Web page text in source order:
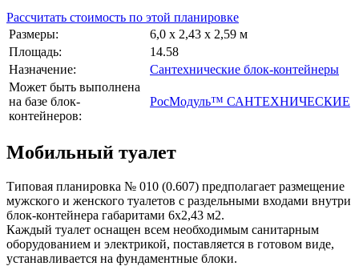
Рассчитать стоимость по этой планировке
Размеры:
6,0 x 2,43 x 2,59 м
Площадь:
14.58
Назначение:
Сантехнические блок-контейнеры
Может быть выполнена
на базе блок-
контейнеров:
РосМодуль™ САНТЕХНИЧЕСКИЕ
Мобильный туалет
Типовая планировка № 010 (0.607) предполагает размещение
мужского и женского туалетов с раздельными входами внутри
блок-контейнера габаритами 6х2,43 м2.
Каждый туалет оснащен всем необходимым санитарным
оборудованием и электрикой, поставляется в готовом виде,
устанавливается на фундаментные блоки.